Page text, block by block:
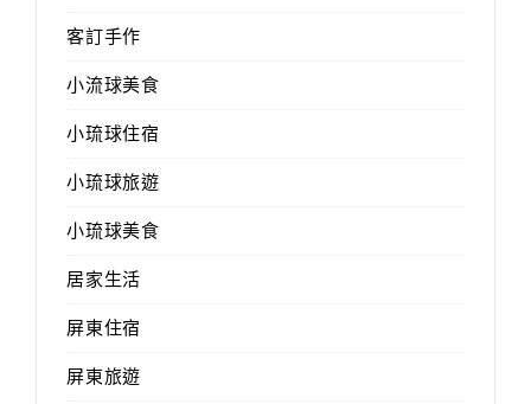
客訂手作
小流球美食
小琉球住宿
小琉球旅遊
小琉球美食
居家生活
屏東住宿
屏東旅遊